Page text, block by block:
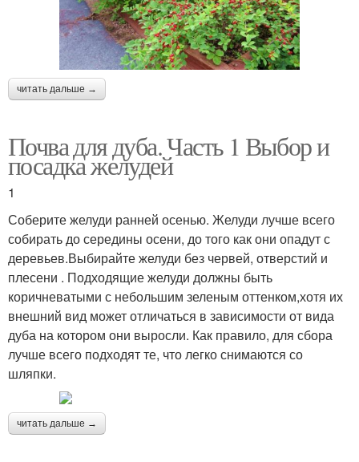
читать дальше →
Почва для дуба. Часть 1 Выбор и
посадка желудей
1
Соберите желуди ранней осенью. Желуди лучше всего
собирать до середины осени, до того как они опадут с
деревьев.Выбирайте желуди без червей, отверстий и
плесени . Подходящие желуди должны быть
коричневатыми с небольшим зеленым оттенком,хотя их
внешний вид может отличаться в зависимости от вида
дуба на котором они выросли. Как правило, для сбора
лучше всего подходят те, что легко снимаются со
шляпки.
читать дальше →